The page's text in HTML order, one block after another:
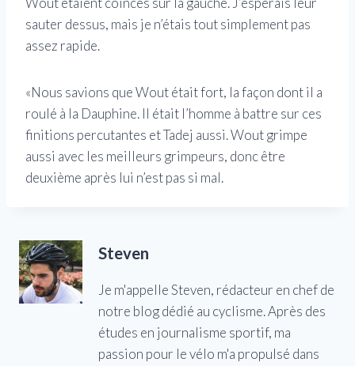
sauter dessus, mais je n’étais tout simplement pas
assez rapide.
«Nous savions que Wout était fort, la façon dont il a
roulé à la Dauphine. Il était l’homme à battre sur ces
finitions percutantes et Tadej aussi. Wout grimpe
aussi avec les meilleurs grimpeurs, donc être
deuxième après lui n’est pas si mal.
Steven
Je m'appelle Steven, rédacteur en chef de
notre blog dédié au cyclisme. Après des
études en journalisme sportif, ma
passion pour le vélo m'a propulsé dans